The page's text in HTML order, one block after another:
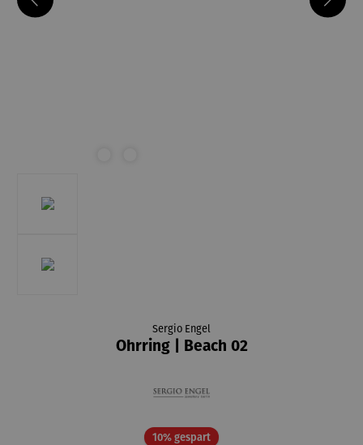
Sergio Engel
Ohrring | Beach 02
10% gespartRabatt